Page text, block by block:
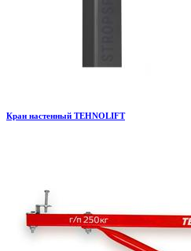
Кран настенный TEHNOLIFT